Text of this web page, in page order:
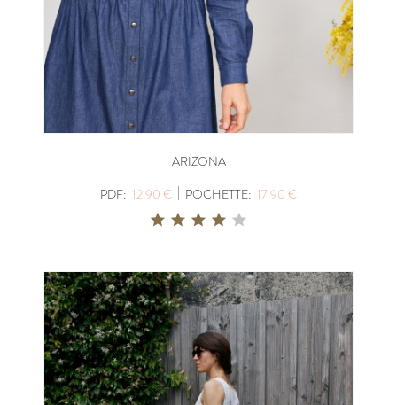
ARIZONA
PDF: 12,90 € | POCHETTE: 17,90 €